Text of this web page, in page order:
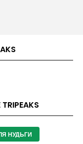
НУДЬГИ